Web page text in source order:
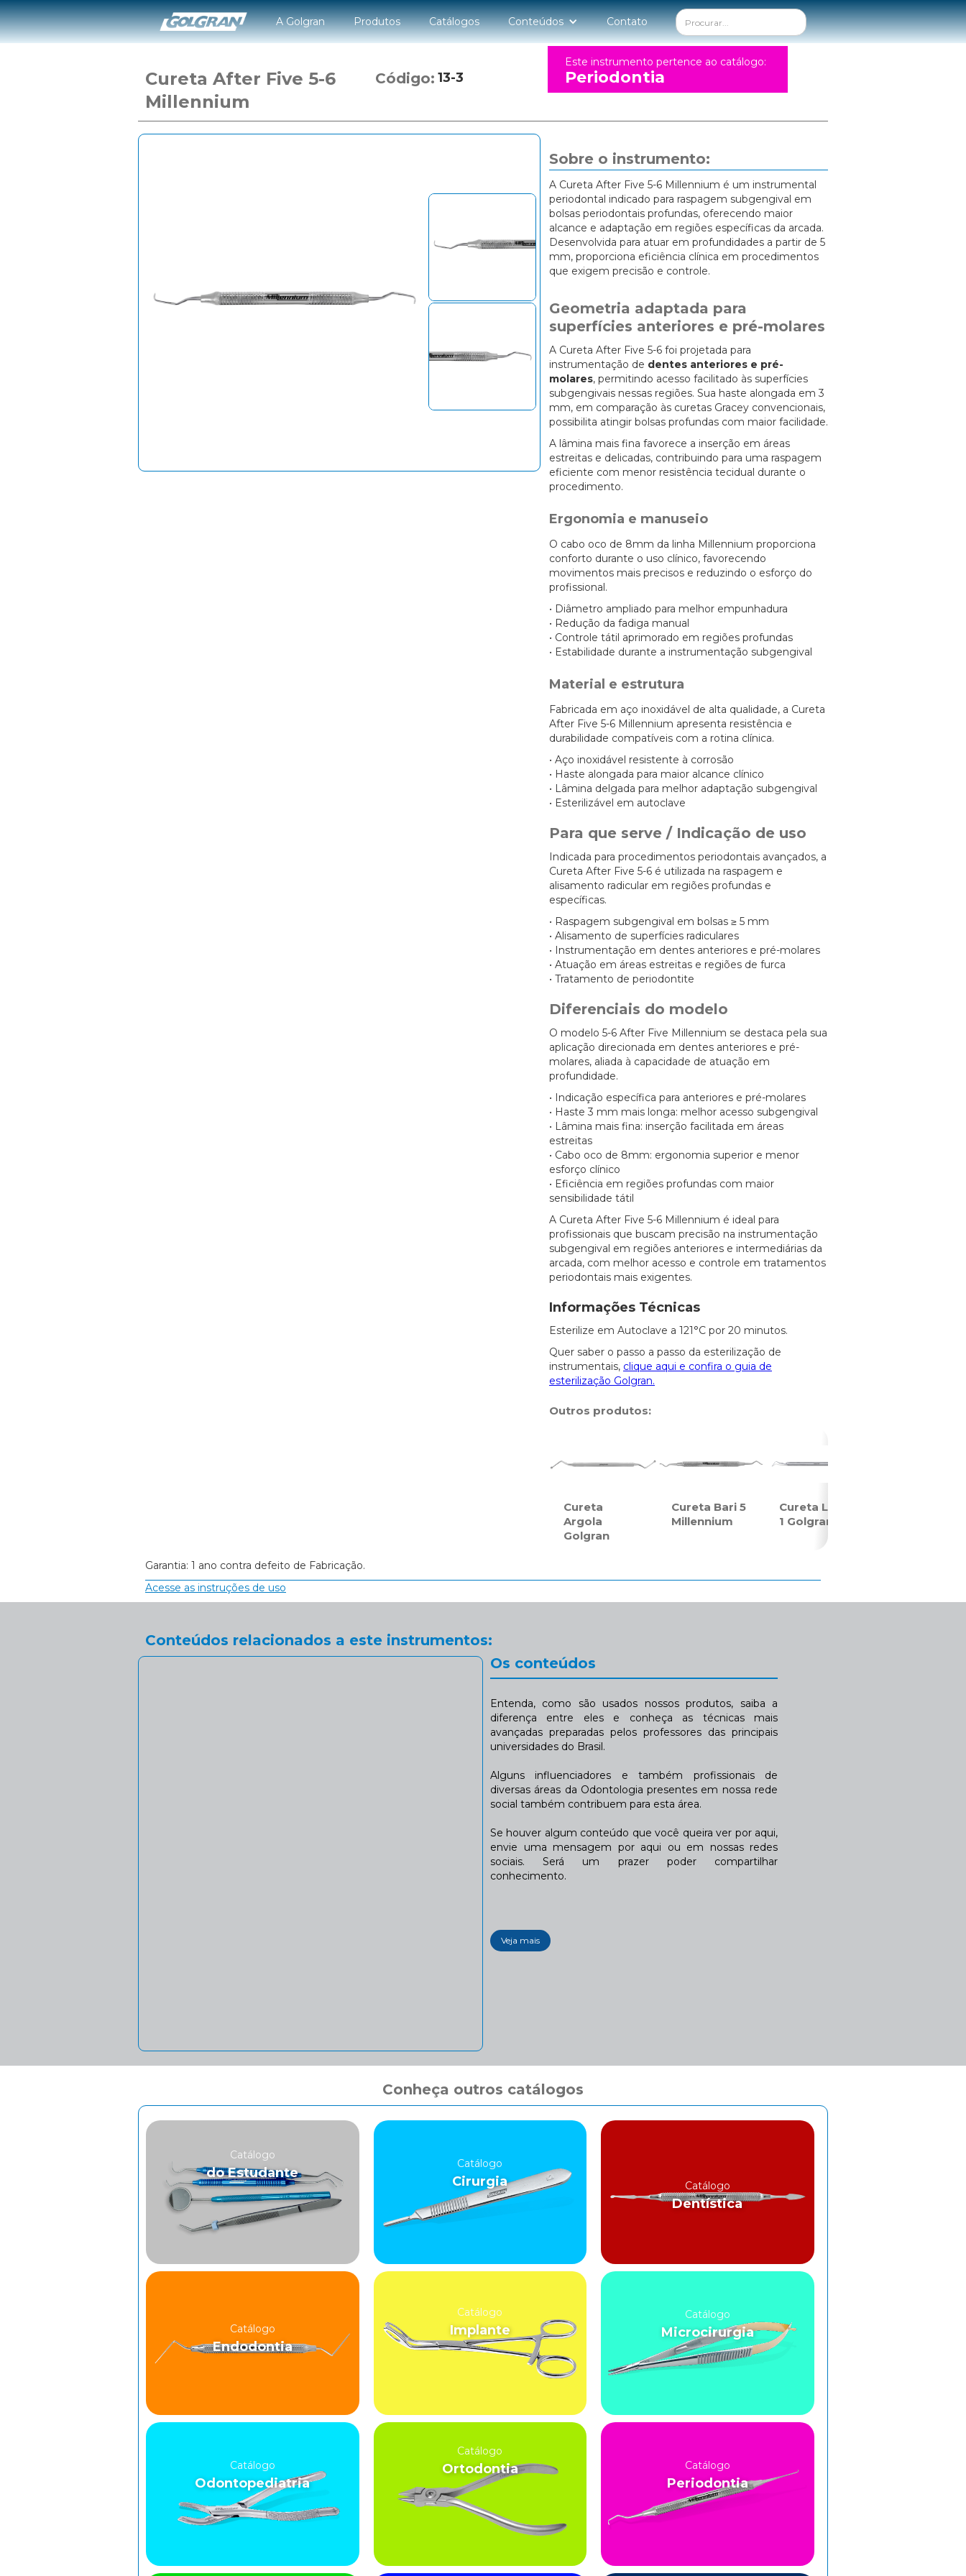
A Golgran Produtos Catálogos Conteúdos Contato
Cureta After Five 5-6
Millennium
Código: 13-3
Este instrumento pertence ao catálogo:
Periodontia
Sobre o instrumento:
A Cureta After Five 5-6 Millennium é um instrumental
periodontal indicado para raspagem subgengival em
bolsas periodontais profundas, oferecendo maior
alcance e adaptação em regiões específicas da arcada.
Desenvolvida para atuar em profundidades a partir de 5
mm, proporciona eficiência clínica em procedimentos
que exigem precisão e controle.
Geometria adaptada para
superfícies anteriores e pré-molares
A Cureta After Five 5-6 foi projetada para
instrumentação de dentes anteriores e pré-
molares, permitindo acesso facilitado às superfícies
subgengivais nessas regiões. Sua haste alongada em 3
mm, em comparação às curetas Gracey convencionais,
possibilita atingir bolsas profundas com maior facilidade.
A lâmina mais fina favorece a inserção em áreas
estreitas e delicadas, contribuindo para uma raspagem
eficiente com menor resistência tecidual durante o
procedimento.
Ergonomia e manuseio
O cabo oco de 8mm da linha Millennium proporciona
conforto durante o uso clínico, favorecendo
movimentos mais precisos e reduzindo o esforço do
profissional.
• Diâmetro ampliado para melhor empunhadura
• Redução da fadiga manual
• Controle tátil aprimorado em regiões profundas
• Estabilidade durante a instrumentação subgengival
Material e estrutura
Fabricada em aço inoxidável de alta qualidade, a Cureta
After Five 5-6 Millennium apresenta resistência e
durabilidade compatíveis com a rotina clínica.
• Aço inoxidável resistente à corrosão
• Haste alongada para maior alcance clínico
• Lâmina delgada para melhor adaptação subgengival
• Esterilizável em autoclave
Para que serve / Indicação de uso
Indicada para procedimentos periodontais avançados, a
Cureta After Five 5-6 é utilizada na raspagem e
alisamento radicular em regiões profundas e
específicas.
• Raspagem subgengival em bolsas ≥ 5 mm
• Alisamento de superfícies radiculares
• Instrumentação em dentes anteriores e pré-molares
• Atuação em áreas estreitas e regiões de furca
• Tratamento de periodontite
Diferenciais do modelo
O modelo 5-6 After Five Millennium se destaca pela sua
aplicação direcionada em dentes anteriores e pré-
molares, aliada à capacidade de atuação em
profundidade.
• Indicação específica para anteriores e pré-molares
• Haste 3 mm mais longa: melhor acesso subgengival
• Lâmina mais fina: inserção facilitada em áreas
estreitas
• Cabo oco de 8mm: ergonomia superior e menor
esforço clínico
• Eficiência em regiões profundas com maior
sensibilidade tátil
A Cureta After Five 5-6 Millennium é ideal para
profissionais que buscam precisão na instrumentação
subgengival em regiões anteriores e intermediárias da
arcada, com melhor acesso e controle em tratamentos
periodontais mais exigentes.
Informações Técnicas
Esterilize em Autoclave a 121°C por 20 minutos.
Quer saber o passo a passo da esterilização de
instrumentais, clique aqui e confira o guia de
esterilização Golgran.
Outros produtos:
Cureta
Argola
Golgran
Cureta Bari 5
Millennium
Cureta Longa
1 Golgran
Garantia: 1 ano contra defeito de Fabricação.
Acesse as instruções de uso
Conteúdos relacionados a este instrumentos:
Os conteúdos
Entenda, como são usados nossos produtos, saiba a
diferença entre eles e conheça as técnicas mais
avançadas preparadas pelos professores das principais
universidades do Brasil.
Alguns influenciadores e também profissionais de
diversas áreas da Odontologia presentes em nossa rede
social também contribuem para esta área.
Se houver algum conteúdo que você queira ver por aqui,
envie uma mensagem por aqui ou em nossas redes
sociais. Será um prazer poder compartilhar
conhecimento.
Veja mais
Conheça outros catálogos
Catálogo
do Estudante
Catálogo
Cirurgia Catálogo
Dentística
Catálogo
Endodontia
Catálogo
Implante
Catálogo
Microcirurgia
Catálogo
Odontopediatria
Catálogo
Ortodontia Catálogo
Periodontia